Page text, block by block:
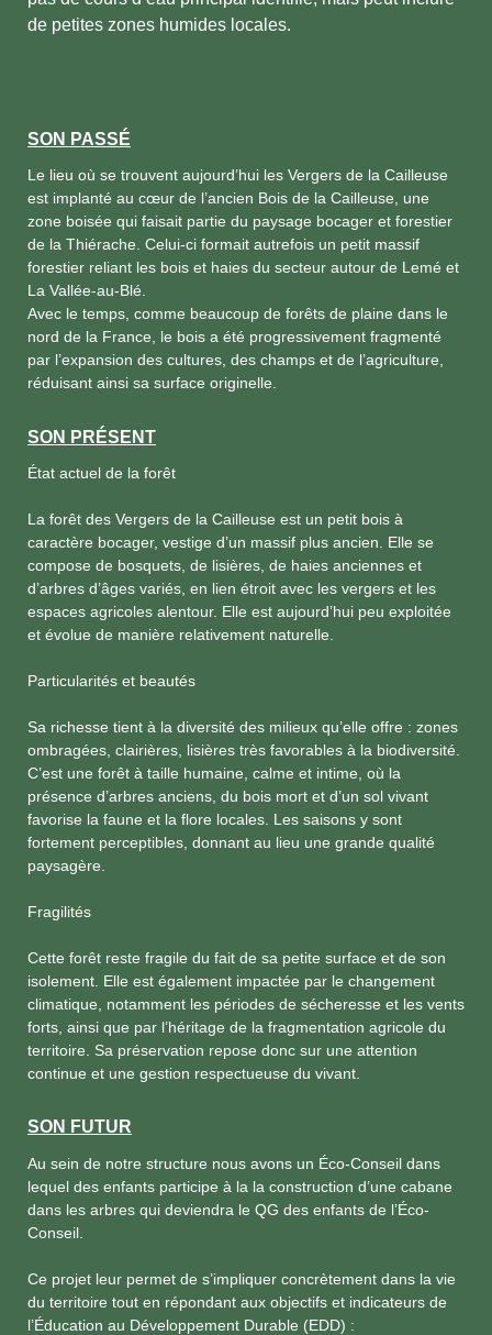
de petites zones humides locales.
SON PASSÉ
Le lieu où se trouvent aujourd’hui les Vergers de la Cailleuse
est implanté au cœur de l’ancien Bois de la Cailleuse, une
zone boisée qui faisait partie du paysage bocager et forestier
de la Thiérache. Celui-ci formait autrefois un petit massif
forestier reliant les bois et haies du secteur autour de Lemé et
La Vallée-au-Blé.
Avec le temps, comme beaucoup de forêts de plaine dans le
nord de la France, le bois a été progressivement fragmenté
par l’expansion des cultures, des champs et de l’agriculture,
réduisant ainsi sa surface originelle.
SON PRÉSENT
État actuel de la forêt
La forêt des Vergers de la Cailleuse est un petit bois à
caractère bocager, vestige d’un massif plus ancien. Elle se
compose de bosquets, de lisières, de haies anciennes et
d’arbres d’âges variés, en lien étroit avec les vergers et les
espaces agricoles alentour. Elle est aujourd’hui peu exploitée
et évolue de manière relativement naturelle.
Particularités et beautés
Sa richesse tient à la diversité des milieux qu’elle offre : zones
ombragées, clairières, lisières très favorables à la biodiversité.
C’est une forêt à taille humaine, calme et intime, où la
présence d’arbres anciens, du bois mort et d’un sol vivant
favorise la faune et la flore locales. Les saisons y sont
fortement perceptibles, donnant au lieu une grande qualité
paysagère.
Fragilités
Cette forêt reste fragile du fait de sa petite surface et de son
isolement. Elle est également impactée par le changement
climatique, notamment les périodes de sécheresse et les vents
forts, ainsi que par l’héritage de la fragmentation agricole du
territoire. Sa préservation repose donc sur une attention
continue et une gestion respectueuse du vivant.
SON FUTUR
Au sein de notre structure nous avons un Éco-Conseil dans
lequel des enfants participe à la la construction d’une cabane
dans les arbres qui deviendra le QG des enfants de l’Éco-
Conseil.
Ce projet leur permet de s’impliquer concrètement dans la vie
du territoire tout en répondant aux objectifs et indicateurs de
l’Éducation au Développement Durable (EDD) :